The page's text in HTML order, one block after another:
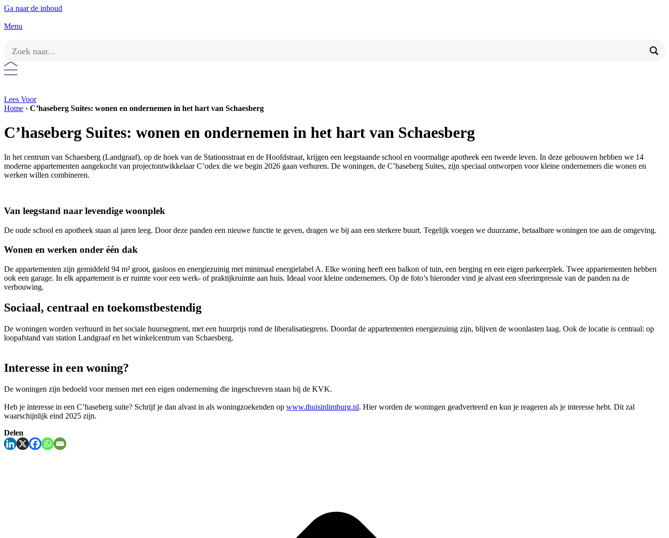
Ga naar de inhoud
Menu
Lees Voor
Home › C’haseberg Suites: wonen en ondernemen in het hart van Schaesberg
C’haseberg Suites: wonen en ondernemen in het hart van Schaesberg
In het centrum van Schaesberg (Landgraaf), op de hoek van de Stationsstraat en de Hoofdstraat, krijgen een leegstaande school en voormalige apotheek een tweede leven. In deze gebouwen hebben we 14
moderne appartementen aangekocht van projectontwikkelaar C’odex die we begin 2026 gaan verhuren. De woningen, de C’haseberg Suites, zijn speciaal ontworpen voor kleine ondernemers die wonen en
werken willen combineren.
Van leegstand naar levendige woonplek
De oude school en apotheek staan al jaren leeg. Door deze panden een nieuwe functie te geven, dragen we bij aan een sterkere buurt. Tegelijk voegen we duurzame, betaalbare woningen toe aan de omgeving.
Wonen en werken onder één dak
De appartementen zijn gemiddeld 94 m² groot, gasloos en energiezuinig met minimaal energielabel A. Elke woning heeft een balkon of tuin, een berging en een eigen parkeerplek. Twee appartementen hebben
ook een garage. In elk appartement is er ruimte voor een werk- of praktijkruimte aan huis. Ideaal voor kleine ondernemers. Op de foto’s hieronder vind je alvast een sfeerimpressie van de panden na de
verbouwing.
Sociaal, centraal en toekomstbestendig
De woningen worden verhuurd in het sociale huursegment, met een huurprijs rond de liberalisatiegrens. Doordat de appartementen energiezuinig zijn, blijven de woonlasten laag. Ook de locatie is centraal: op
loopafstand van station Landgraaf en het winkelcentrum van Schaesberg.
Interesse in een woning?
De woningen zijn bedoeld voor mensen met een eigen onderneming die ingeschreven staan bij de KVK.
Heb je interesse in een C’haseberg suite? Schrijf je dan alvast in als woningzoekenden op www.thuisinlimburg.nl. Hier worden de woningen geadverteerd en kun je reageren als je interesse hebt. Dit zal
waarschijnlijk eind 2025 zijn.
Delen